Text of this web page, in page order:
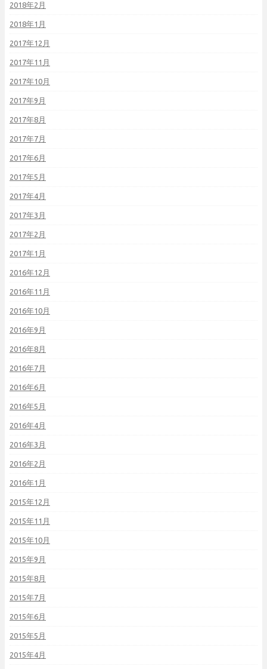
2018年2月
2018年1月
2017年12月
2017年11月
2017年10月
2017年9月
2017年8月
2017年7月
2017年6月
2017年5月
2017年4月
2017年3月
2017年2月
2017年1月
2016年12月
2016年11月
2016年10月
2016年9月
2016年8月
2016年7月
2016年6月
2016年5月
2016年4月
2016年3月
2016年2月
2016年1月
2015年12月
2015年11月
2015年10月
2015年9月
2015年8月
2015年7月
2015年6月
2015年5月
2015年4月